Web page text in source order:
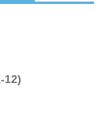
12)